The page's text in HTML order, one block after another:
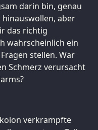
darin bin, genau
aber
das richtig
wahrscheinlich ein
stellen. War
Schmerz verursacht
verkrampfte